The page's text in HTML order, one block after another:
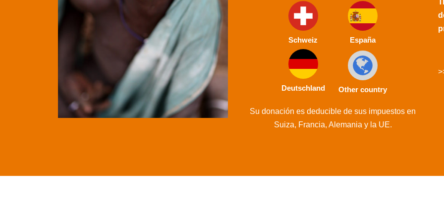
Schweiz España
Deutschland Other country
Su donación es deducible de sus impuestos en
Suiza, Francia, Alemania y la UE.